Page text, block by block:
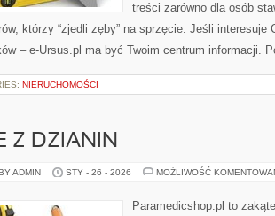
treści zarówno dla osób
którzy “zjedli zęby” na sprzęcie. Jeśli
– e-Ursus.pl ma być Twoim centrum informacji.
NIERUCHOMOŚCI
Z DZIANIN
ADMIN STY - 26 - 2026 MOŻLIWOŚĆ
Paramedicshop.pl to